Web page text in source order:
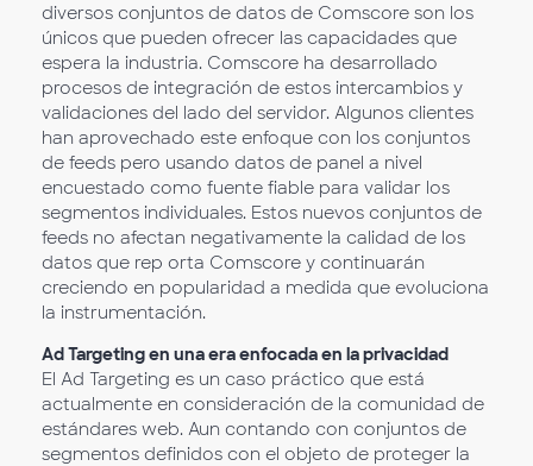
diversos conjuntos de datos de Comscore son los
únicos que pueden ofrecer las capacidades que
espera la industria. Comscore ha desarrollado
procesos de integración de estos intercambios y
validaciones del lado del servidor. Algunos clientes
han aprovechado este enfoque con los conjuntos
de feeds pero usando datos de panel a nivel
encuestado como fuente fiable para validar los
segmentos individuales. Estos nuevos conjuntos de
feeds no afectan negativamente la calidad de los
datos que rep orta Comscore y continuarán
creciendo en popularidad a medida que evoluciona
la instrumentación.
Ad Targeting en una era enfocada en la privacidad
El Ad Targeting es un caso práctico que está
actualmente en consideración de la comunidad de
estándares web. Aun contando con conjuntos de
segmentos definidos con el objeto de proteger la